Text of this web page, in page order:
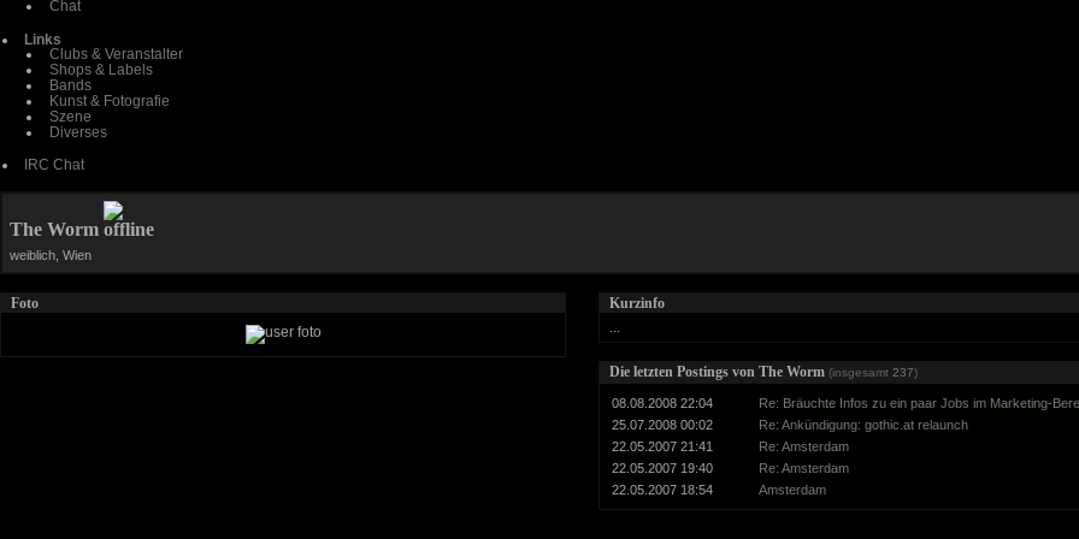
Chat
Links
Clubs & Veranstalter
Shops & Labels
Bands
Kunst & Fotografie
Szene
Diverses
IRC Chat
The Worm
weiblich, Wien
Foto
Kurzinfo
Die letzten Postings von The Worm(insgesamt237)
08.08.2008 22:04
Re: Bräuchte Infos zu ein paar Jobs im Marketing-
25.07.2008 00:02
Re: Ankündigung: gothic.at relaunch
22.05.2007 21:41
Re: Amsterdam
22.05.2007 19:40
Re: Amsterdam
22.05.2007 18:54
Amsterdam